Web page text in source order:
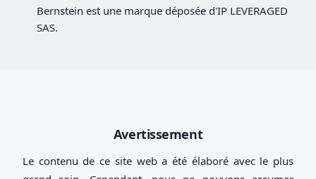
Bernstein est une marque déposée d'IP LEVERAGED
SAS.
Avertissement
Le contenu de ce site web a été élaboré avec le plus